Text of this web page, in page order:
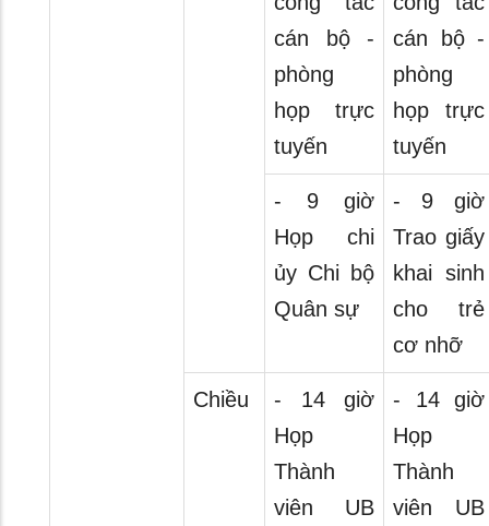
cán bộ -
phòng
họp trực
tuyến
cán bộ -
phòng
họp trực
tuyến
- 9 giờ
Họp chi
ủy Chi bộ
Quân sự
- 9 giờ
Trao giấy
khai sinh
cho trẻ
cơ nhỡ
Chiều
- 14 giờ
Họp
Thành
viên UB
- 14 giờ
Họp
Thành
viên UB